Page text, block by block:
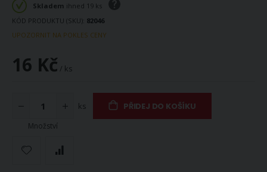
Skladem ihned 19 ks
KÓD PRODUKTU (SKU) 82046
UPOZORNIT NA POKLES CENY
16 Kč / ks
Množství
ks PŘIDEJ DO KOŠÍKU